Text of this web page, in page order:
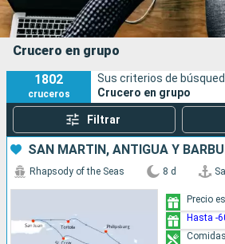
Crucero en grupo
1802
cruceros
Sus criterios de
Crucero en grupo
Filtrar
Rhapsody of the Seas 8 d
Precio
Hasta -